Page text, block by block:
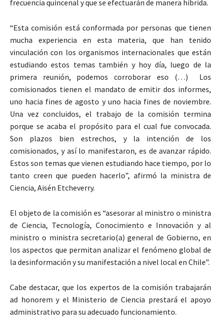
frecuencia quincenal y que se efectuarán de manera híbrida.
“Esta comisión está conformada por personas que tienen
mucha experiencia en esta materia, que han tenido
vinculación con los organismos internacionales que están
estudiando estos temas también y hoy día, luego de la
primera reunión, podemos corroborar eso (…) Los
comisionados tienen el mandato de emitir dos informes,
uno hacia fines de agosto y uno hacia fines de noviembre.
Una vez concluidos, el trabajo de la comisión termina
porque se acaba el propósito para el cual fue convocada.
Son plazos bien estrechos, y la intención de los
comisionados, y así lo manifestaron, es de avanzar rápido.
Estos son temas que vienen estudiando hace tiempo, por lo
tanto creen que pueden hacerlo”, afirmó la ministra de
Ciencia, Aisén Etcheverry.
El objeto de la comisión es “asesorar al ministro o ministra
de Ciencia, Tecnología, Conocimiento e Innovación y al
ministro o ministra secretario(a) general de Gobierno, en
los aspectos que permitan analizar el fenómeno global de
la desinformación y su manifestación a nivel local en Chile”.
Cabe destacar, que los expertos de la comisión trabajarán
ad honorem y el Ministerio de Ciencia prestará el apoyo
administrativo para su adecuado funcionamiento.